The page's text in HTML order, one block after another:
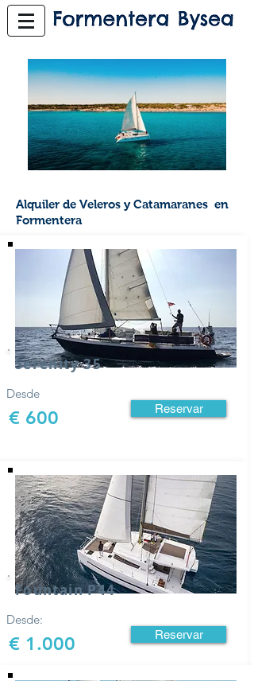
Alquiler de Veleros y Catamaranes en
Formentera
Serenity 35
Desde
€ 600 Reservar
Fountain P44
Desde:
€ 1.000 Reservar